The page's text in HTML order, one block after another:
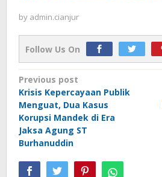
by admin.cianjur
Follow Us On
Post
navigation
Previous post
Krisis Kepercayaan Publik
Menguat, Dua Kasus
Korupsi Mandek di Era
Jaksa Agung ST
Burhanuddin